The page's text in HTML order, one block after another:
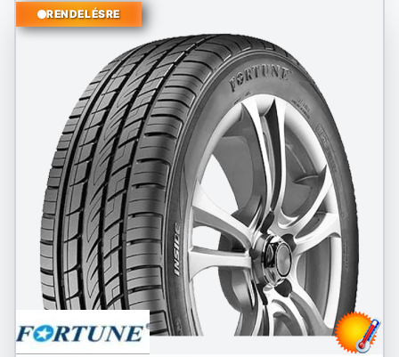
RENDELÉSRE